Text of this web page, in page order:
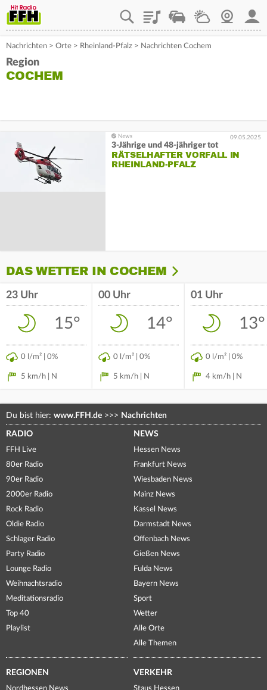
PlaylistStaupilotWetterWebcam
Nachrichten > Orte > Rheinland-Pfalz > Nachrichten Cochem
Region
COCHEM
09.05.2025
3-Jährige und 48-jähriger tot
RÄTSELHAFTER VORFALL IN
RHEINLAND-PFALZ
DAS WETTER IN COCHEM
23 Uhr
15°
0 l/m² | 0%
5 km/h | N
00 Uhr
14°
0 l/m² | 0%
5 km/h | N
01 Uhr
13°
0 l/m² | 0%
4 km/h | N
Du bist hier: www.FFH.de >>> Nachrichten
RADIO
FFH Live
80er Radio
90er Radio
2000er Radio
Rock Radio
Oldie Radio
Schlager Radio
Party Radio
Lounge Radio
Weihnachtsradio
Meditationsradio
Top 40
Playlist
NEWS
Hessen News
Frankfurt News
Wiesbaden News
Mainz News
Kassel News
Darmstadt News
Offenbach News
Gießen News
Fulda News
Bayern News
Sport
Wetter
Alle Orte
Alle Themen
REGIONEN VERKEHR